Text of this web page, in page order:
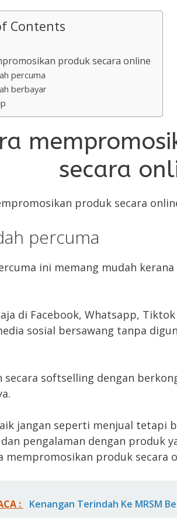
Contents
produk secara online
percuma
berbayar
secara
percuma
ini memang mudah
di Facebook, Whatsapp,
sosial bersawang tanpa
secara softselling dengan
jangan seperti menjual tetapi
pengalaman dengan produk
mempromosikan produk secara
: Kenangan Terindah Ke MRSM